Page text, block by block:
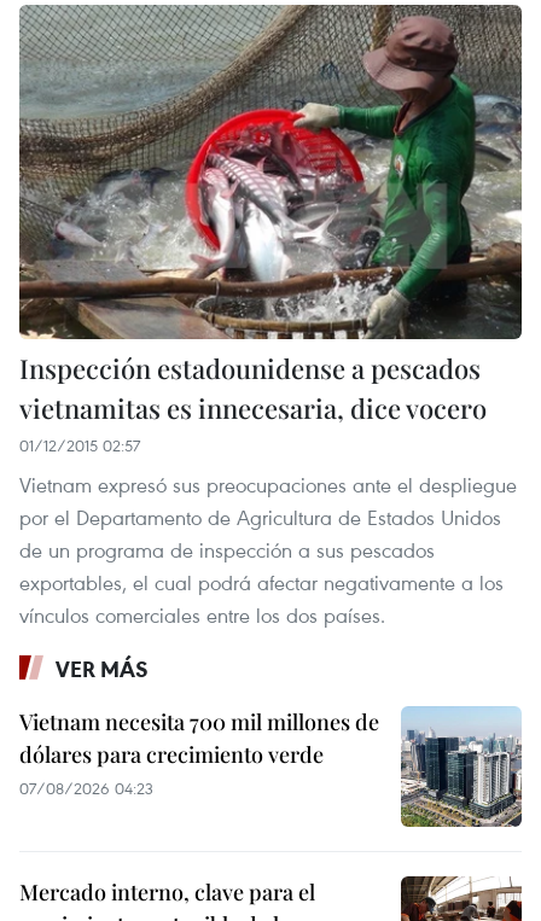
Inspección estadounidense a pescados
vietnamitas es innecesaria, dice vocero
01/12/2015 02:57
Vietnam expresó sus preocupaciones ante el despliegue
por el Departamento de Agricultura de Estados Unidos
de un programa de inspección a sus pescados
exportables, el cual podrá afectar negativamente a los
vínculos comerciales entre los dos países.
VER MÁS
Vietnam necesita 700 mil millones de
dólares para crecimiento verde
07/08/2026 04:23
Mercado interno, clave para el